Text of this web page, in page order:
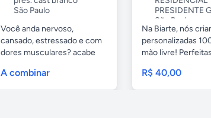
São Paulo
Você anda nervoso,
cansado, estressado e com
dores musculares? acabe
A combinar
PRESIDENTE
São Paulo
Na Biarte, nós
personalizadas
mão livre!
R$ 40,00